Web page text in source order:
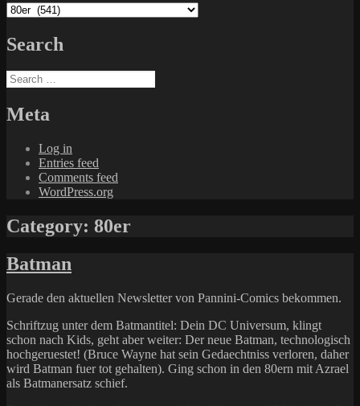
Categories
Search
Search
for:
Meta
Log in
Entries feed
Comments feed
WordPress.org
Category: 80er
Batman
Gerade den aktuellen Newsletter von Pannini-Comics bekommen.
Schriftzug unter dem Batmantitel: Dein DC Universum, klingt
schon nach Kids, geht aber weiter: Der neue Batman, technologisch
hochgeruestet! (Bruce Wayne hat sein Gedaechtniss verloren, daher
wird Batman fuer tot gehalten). Ging schon in den 80ern mit Azrael
als Batmanersatz schief.